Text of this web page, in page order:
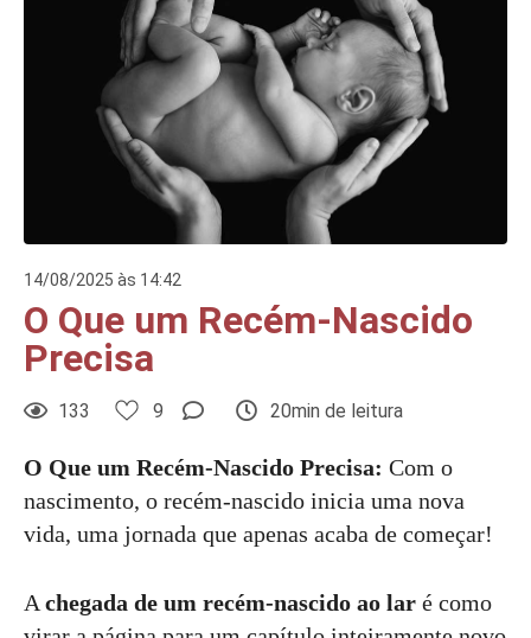
14/08/2025 às 14:42
O Que um Recém-Nascido
Precisa
133 9 20min de leitura
O Que um Recém-Nascido Precisa: Com o
nascimento, o recém-nascido inicia uma nova
vida, uma jornada que apenas acaba de começar!
A chegada de um recém-nascido ao lar é como